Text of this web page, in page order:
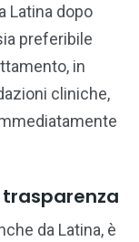
Latina dopo
preferibile
in
cliniche,
trasparenza
da Latina, è